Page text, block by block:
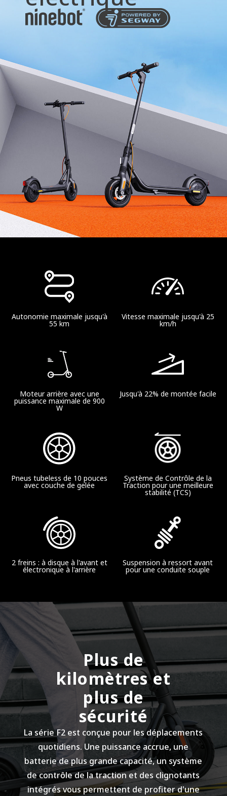
Autonomie maximale jusqu'à
55 km
Vitesse maximale jusqu'à 25
km/h
Moteur arrière avec une
puissance maximale de 900
W
Jusqu'à 22% de montée facile
Pneus tubeless de 10 pouces
avec couche de gelée
Système de Contrôle de la
Traction pour une meilleure
stabilité (TCS)
2 freins : à disque à l'avant et
électronique à l'arrière
Suspension à ressort avant
pour une conduite souple
Plus de
kilomètres et
plus de
sécurité
La série F2 est conçue pour les déplacements
quotidiens. Une puissance accrue, une
batterie de plus grande capacité, un système
de contrôle de la traction et des clignotants
intégrés vous permettent de profiter d'une
Poids max. du conducteur
Dimensions et Poids
Dimensions du produit - Déplié
1158.5 × 570 × 1252 mm
Dimensions du produit - Plié
1158.5 × 570 × 529 mm
Poids net
18.5 kg
Autonomie
Autonomie théorique
Autonomie à la vitesse maximale
Paramètres du Produit
Jusqu'à 25 km/h
Amortissement
Suspension à ressort avant
Etanchéité à l'eau
Batterie
Capacité de la batterie
460 Wh
Système intelligent de gestion de batterie (BMS)
Oui
Temps de charge
Environ 8 heures